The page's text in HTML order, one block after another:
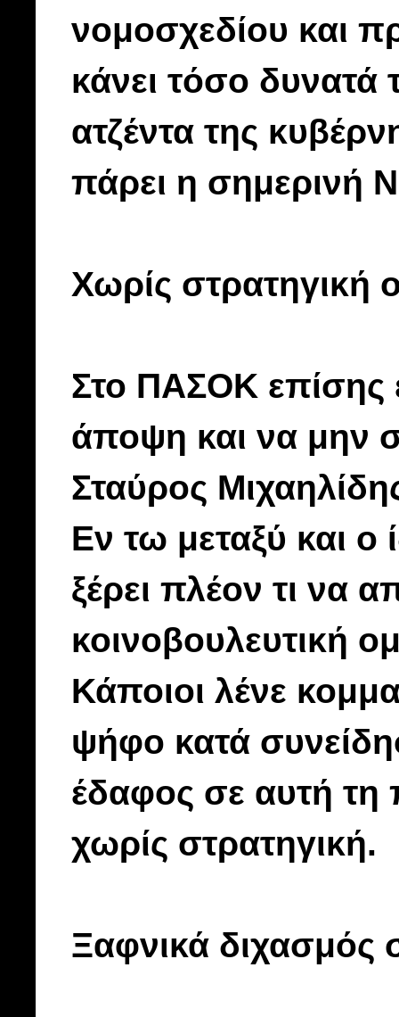
νομοσχεδίου και
κάνει τόσο δυνατά
ατζέντα της
πάρει η σημερινή
Χωρίς στρατηγική
Στο ΠΑΣΟΚ επίσης
άποψη και να μην
Σταύρος
Εν τω μεταξύ και ο
ξέρει πλέον τι να
κοινοβουλευτική
Κάποιοι λένε
ψήφο κατά
έδαφος σε αυτή τη
χωρίς στρατηγική.
Ξαφνικά διχασμός